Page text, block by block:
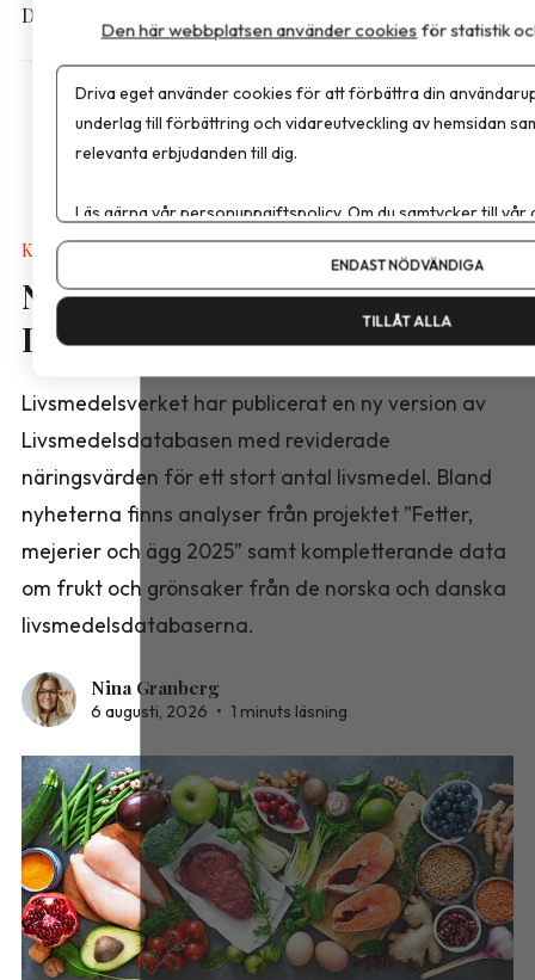
Dela artikeln
Kalkyler & Verktyg
Nya näringsvärden i
Livsmedelsdatabasen
Livsmedelsverket har publicerat en ny version av
Livsmedelsdatabasen med reviderade
näringsvärden för ett stort antal livsmedel. Bland
nyheterna finns analyser från projektet ”Fetter,
mejerier och ägg 2025” samt kompletterande data
om frukt och grönsaker från de norska och danska
livsmedelsdatabaserna.
Nina Granberg
6 augusti, 2026 • 1 minuts läsning
Den här webbplatsen använder cookies för statistik
Driva eget använder cookies för att förbättra din
underlag till förbättring och vidareutveckling av hemsidan
relevanta erbjudanden till dig.
Läs gärna vårpersonuppgiftspolicy. Om du samtycker till vår
Om du vill ändra ditt val i efterhand hittar du den möjligheten
ENDAST NÖDVÄNDIGA
TILLÅT ALLA